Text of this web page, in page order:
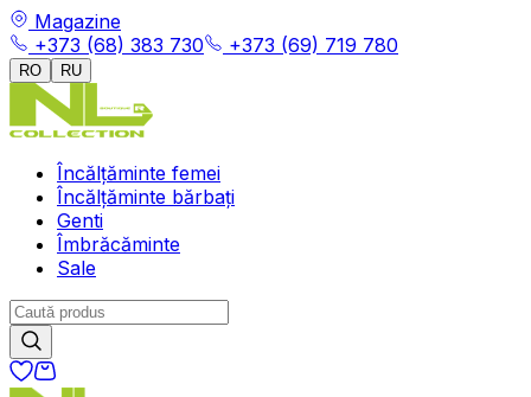
Magazine
+373 (68) 383 730
+373 (69) 719 780
RO RU
Încălțăminte femei
Încălțăminte bărbați
Genti
Îmbrăcăminte
Sale